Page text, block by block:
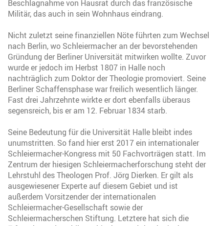
Beschlagnahme von Hausrat durch das französische
Militär, das auch in sein Wohnhaus eindrang.
Nicht zuletzt seine finanziellen Nöte führten zum Wechsel
nach Berlin, wo Schleiermacher an der bevorstehenden
Gründung der Berliner Universität mitwirken wollte. Zuvor
wurde er jedoch im Herbst 1807 in Halle noch
nachträglich zum Doktor der Theologie promoviert. Seine
Berliner Schaffensphase war freilich wesentlich länger.
Fast drei Jahrzehnte wirkte er dort ebenfalls überaus
segensreich, bis er am 12. Februar 1834 starb.
Seine Bedeutung für die Universität Halle bleibt indes
unumstritten. So fand hier erst 2017 ein internationaler
Schleiermacher-Kongress mit 50 Fachvorträgen statt. Im
Zentrum der hiesigen Schleiermacherforschung steht der
Lehrstuhl des Theologen Prof. Jörg Dierken. Er gilt als
ausgewiesener Experte auf diesem Gebiet und ist
außerdem Vorsitzender der internationalen
Schleiermacher-Gesellschaft sowie der
Schleiermacherschen Stiftung. Letztere hat sich die